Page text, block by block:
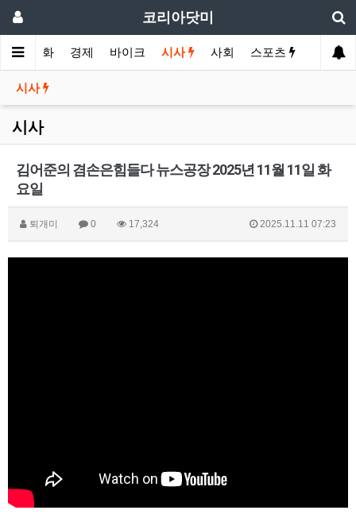
코리아닷미
인 영화 경제 바이크 시사 사회 스포츠 여행
시사
시사
김어준의 겸손은힘들다 뉴스공장 2025년 11월 11일 화
요일
퇴개미 0 17,324 2025.11.11 07:23